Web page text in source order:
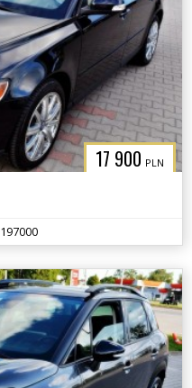
17 900 PLN
197000